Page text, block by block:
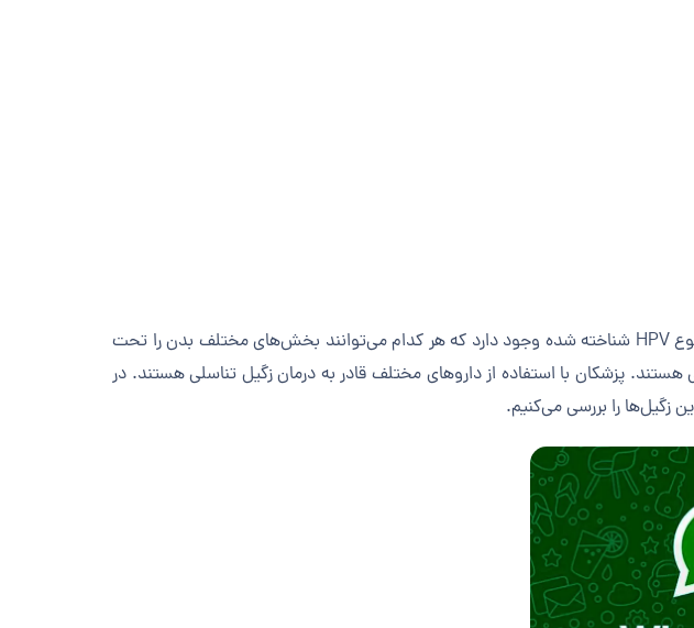
زگیل تناسلی یکی از شایع‌ترین عوارض ناشی از ویروس پاپیلومای انسانی (HPV) است. بیش از ۱۰۰ نوع HPV شناخته شده وجود دارد که هر کدام می‌توانند بخش‌های مختلف بدن را تحت
پزشکان با استفاده از داروهای مختلف قادر به درمان زگیل تناسلی هستند. در
زگیل‌ها را بررسی می‌کنیم.